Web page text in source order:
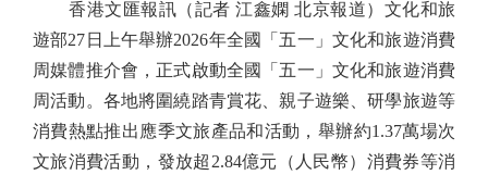
香港文匯報訊（記者 江鑫嫻 北京報道）文化和旅
遊部27日上午舉辦2026年全國「五一」文化和旅遊消費
周媒體推介會，正式啟動全國「五一」文化和旅遊消費
周活動。各地將圍繞踏青賞花、親子遊樂、研學旅遊等
消費熱點推出應季文旅產品和活動，舉辦約1.37萬場次
文旅消費活動，發放超2.84億元（人民幣）消費券等消